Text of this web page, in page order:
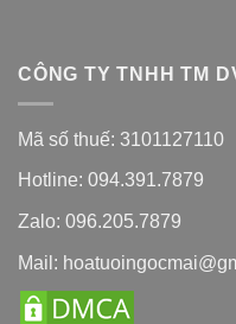
CÔNG TY TNHH TM
Mã số thuế: 3101127110
Hotline: 094.391.7879
Zalo: 096.205.7879
Mail: